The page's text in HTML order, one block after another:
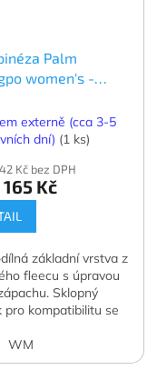
Palm
women's -
externě (cca 3-5
dní) (1 ks)
Kč bez DPH
Kč
základní vrstva z
fleecu s úpravou
Sklopný
pro kompatibilitu se
WM